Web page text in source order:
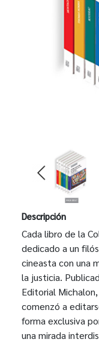
Descripción
Cada libro de la
dedicado a un
cineasta con una
la justicia.
Editorial
comenzó a
forma exclusiva
una mirada